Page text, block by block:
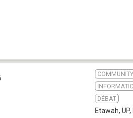
COMMUNITY
DÉBAT
Etawah, UP,